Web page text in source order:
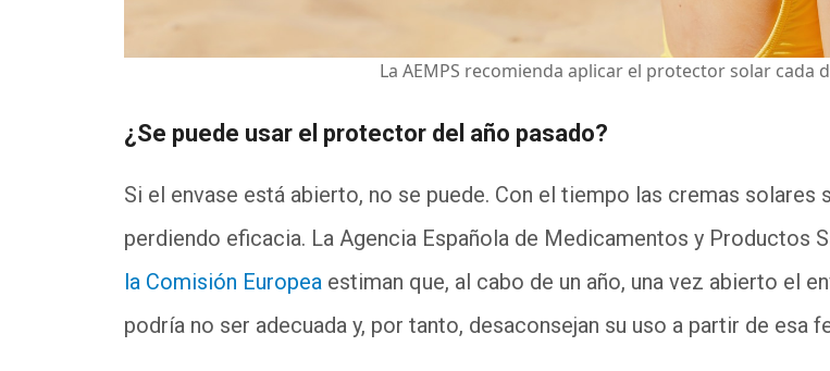
La AEMPS recomienda aplicar el protector solar cada
¿Se puede usar el protector del año pasado?
Si el envase está abierto, no se puede. Con el tiempo las cremas solares
perdiendo eficacia. La Agencia Española de Medicamentos y Productos
la Comisión Europea estiman que, al cabo de un año, una vez abierto el
podría no ser adecuada y, por tanto, desaconsejan su uso a partir de esa